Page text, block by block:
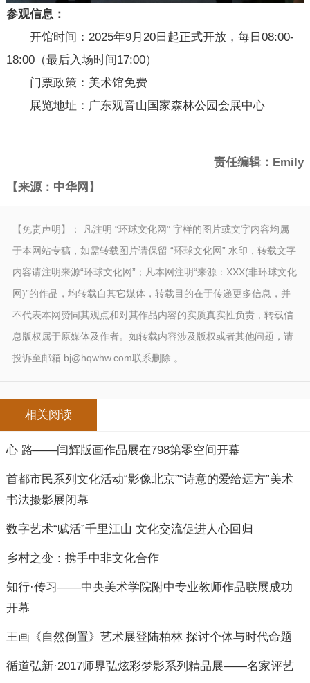
参观信息：
开馆时间：2025年9月20日起正式开放，每日08:00-
18:00（最后入场时间17:00）
门票政策：美术馆免费
展览地址：广东观音山国家森林公园会展中心
责任编辑：Emily
【来源：中华网】
【免责声明】： 凡注明 “环球文化网” 字样的图片或文字内容均属
于本网站专稿，如需转载图片请保留 “环球文化网” 水印，转载文字
内容请注明来源“环球文化网”；凡本网注明“来源：XXX(非环球文化
网)”的作品，均转载自其它媒体，转载目的在于传递更多信息，并
不代表本网赞同其观点和对其作品内容的实质真实性负责，转载信
息版权属于原媒体及作者。如转载内容涉及版权或者其他问题，请
投诉至邮箱 bj@hqwhw.com联系删除 。
相关阅读
心 路——闫辉版画作品展在798第零空间开幕
首都市民系列文化活动“影像北京”“诗意的爱给远方”美术
书法摄影展闭幕
数字艺术“赋活”千里江山 文化交流促进人心回归
乡村之变：携手中非文化合作
知行·传习——中央美术学院附中专业教师作品联展成功
开幕
王画《自然倒置》艺术展登陆柏林 探讨个体与时代命题
循道弘新·2017师界弘炫彩梦影系列精品展——名家评艺